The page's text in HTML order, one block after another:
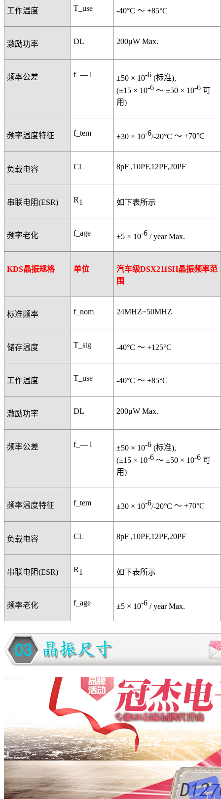
工作温度 T_use -40°C ～ +85°C
激励功率 DL 200μW Max.
频率公差 f_— l ±50 × 10-6 (标准),
(±15 × 10-6 ～ ±50 × 10-6 可
用)
频率温度特征 f_tem ±30 × 10-6/-20°C ～ +70°C
负载电容 CL 8pF ,10PF,12PF,20PF
串联电阻(ESR) R1 如下表所示
频率老化 f_age ±5 × 10-6 / year Max.
KDS晶振规格 单位
汽车级DSX211SH晶振频率范
围
标准频率 f_nom 24MHZ~50MHZ
储存温度 T_stg -40°C ～ +125°C
工作温度 T_use -40°C ～ +85°C
激励功率 DL 200μW Max.
频率公差 f_— l ±50 × 10-6 (标准),
(±15 × 10-6 ～ ±50 × 10-6 可
用)
频率温度特征 f_tem ±30 × 10-6/-20°C ～ +70°C
负载电容 CL 8pF ,10PF,12PF,20PF
串联电阻(ESR) R1 如下表所示
频率老化 f_age ±5 × 10-6 / year Max.